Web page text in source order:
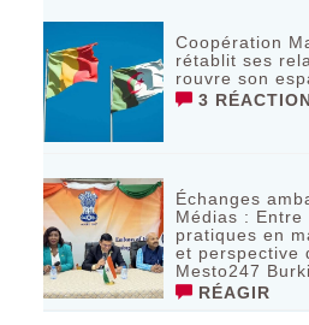
Coopération
rétablit ses
rouvre son
3
Échanges
Médias :
pratiques en
et perspective
Mesto247
RÉAGIR